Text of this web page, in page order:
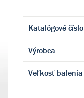
Katalógové číslo
Výrobca
Veľkosť balenia